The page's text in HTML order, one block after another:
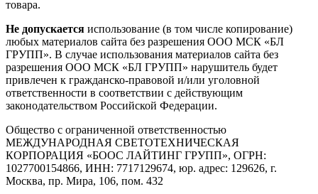
товара.
Не допускается использование (в том числе копирование)
любых материалов сайта без разрешения ООО МСК «БЛ
ГРУПП». В случае использования материалов сайта без
разрешения ООО МСК «БЛ ГРУПП» нарушитель будет
привлечен к гражданско-правовой и/или уголовной
ответственности в соответствии с действующим
законодательством Российской Федерации.
Общество с ограниченной ответственностью
МЕЖДУНАРОДНАЯ СВЕТОТЕХНИЧЕСКАЯ
КОРПОРАЦИЯ «БООС ЛАЙТИНГ ГРУПП», ОГРН:
1027700154866, ИНН: 7717129674, юр. адрес: 129626, г.
Москва, пр. Мира, 106, пом. 432